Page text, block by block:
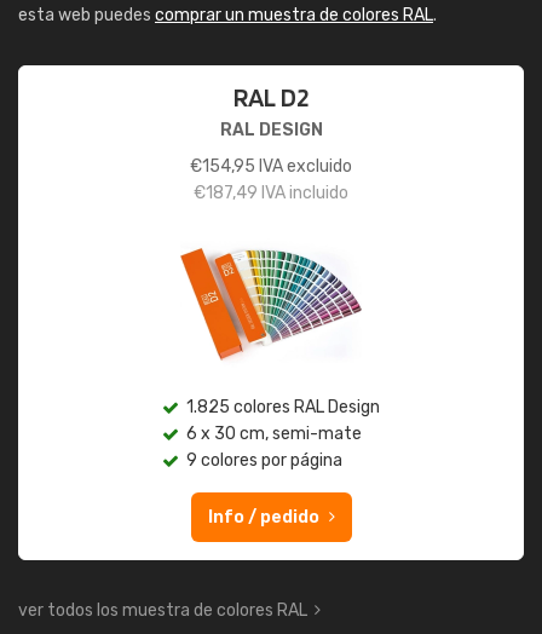
esta web puedes comprar un muestra de colores RAL.
RAL D2
RAL DESIGN
€154,95 IVA excluido
€187,49 IVA incluido
1.825 colores RAL Design
6 x 30 cm, semi-mate
9 colores por página
Info / pedido
ver todos los muestra de colores RAL